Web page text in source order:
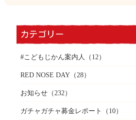
カテゴリー
#こどもじかん案内人 （12）
RED NOSE DAY（28）
お知らせ（232）
ガチャガチャ募金レポート （10）